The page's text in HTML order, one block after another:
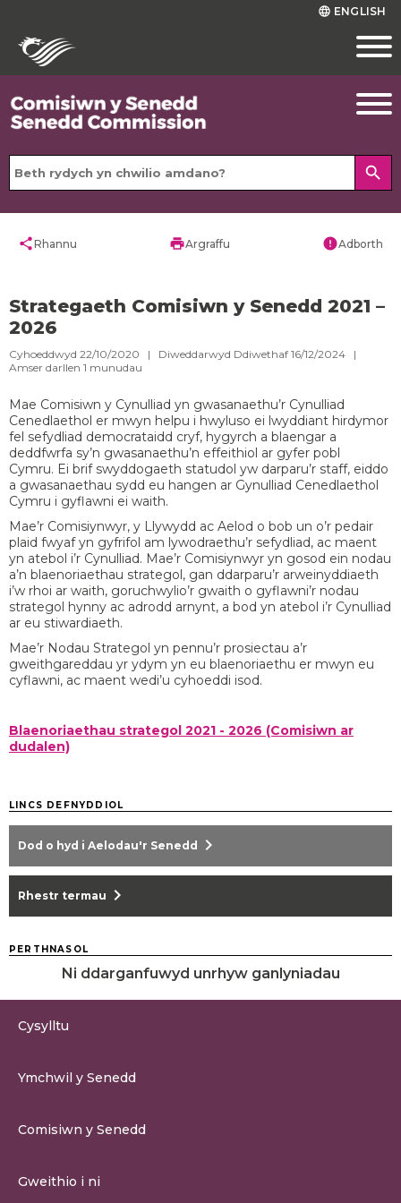
language ENGLISH
search
shareRhannu printArgraffu errorAdborth
Strategaeth Comisiwn y Senedd 2021 –
2026
Cyhoeddwyd 22/10/2020 | Diweddarwyd Ddiwethaf 16/12/2024 |
Amser darllen 1 munudau
Mae Comisiwn y Cynulliad yn gwasanaethu’r Cynulliad
Cenedlaethol er mwyn helpu i hwyluso ei lwyddiant hirdymor
fel sefydliad democrataidd cryf, hygyrch a blaengar a
deddfwrfa sy’n gwasanaethu’n effeithiol ar gyfer pobl
Cymru. Ei brif swyddogaeth statudol yw darparu’r staff, eiddo
a gwasanaethau sydd eu hangen ar Gynulliad Cenedlaethol
Cymru i gyflawni ei waith.
Mae’r Comisiynwyr, y Llywydd ac Aelod o bob un o’r pedair
plaid fwyaf yn gyfrifol am lywodraethu’r sefydliad, ac maent
yn atebol i’r Cynulliad. Mae’r Comisiynwyr yn gosod ein nodau
a’n blaenoriaethau strategol, gan ddarparu’r arweinyddiaeth
i’w rhoi ar waith, goruchwylio’r gwaith o gyflawni’r nodau
strategol hynny ac adrodd arnynt, a bod yn atebol i’r Cynulliad
ar eu stiwardiaeth.
Mae’r Nodau Strategol yn pennu’r prosiectau a’r
gweithgareddau yr ydym yn eu blaenoriaethu er mwyn eu
cyflawni, ac maent wedi’u cyhoeddi isod.
Blaenoriaethau strategol 2021 - 2026 (Comisiwn ar
dudalen)
LINCS DEFNYDDIOL
Dod o hyd i Aelodau'r Senedd chevron_right
Rhestr termau chevron_right
PERTHNASOL
Ni ddarganfuwyd unrhyw ganlyniadau
Cysylltu
Cysylltu â Senedd Cymru
Ymchwil y Senedd
Comisiwn y Senedd
Gweithio i ni